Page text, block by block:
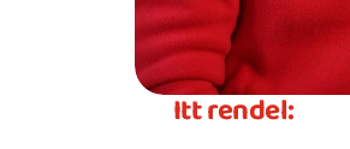
Itt rendel: